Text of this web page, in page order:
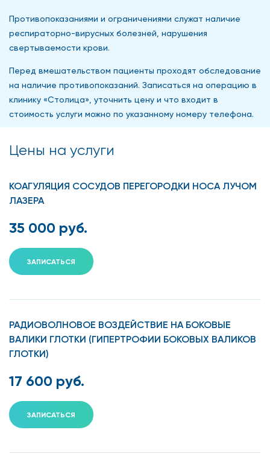
Противопоказаниями и ограничениями служат наличие
респираторно-вирусных болезней, нарушения
свертываемости крови.
Перед вмешательством пациенты проходят обследование
на наличие противопоказаний. Записаться на операцию в
клинику «Столица», уточнить цену и что входит в
стоимость услуги можно по указанному номеру телефона.
Цены на услуги
КОАГУЛЯЦИЯ СОСУДОВ ПЕРЕГОРОДКИ НОСА ЛУЧОМ
ЛАЗЕРА
35 000 руб.
ЗАПИСАТЬСЯ
РАДИОВОЛНОВОЕ ВОЗДЕЙСТВИЕ НА БОКОВЫЕ
ВАЛИКИ ГЛОТКИ (ГИПЕРТРОФИИ БОКОВЫХ ВАЛИКОВ
ГЛОТКИ)
17 600 руб.
ЗАПИСАТЬСЯ